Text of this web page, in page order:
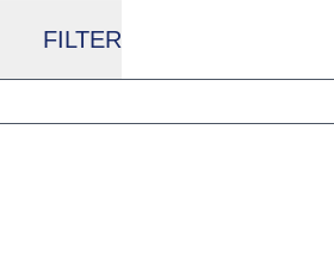
FILTER